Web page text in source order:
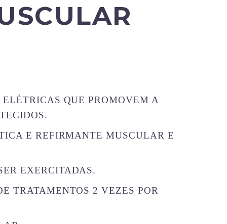
QUE PROMOVEM A
E REFIRMANTE MUSCULAR E
EXERCITADAS.
TRATAMENTOS 2 VEZES POR